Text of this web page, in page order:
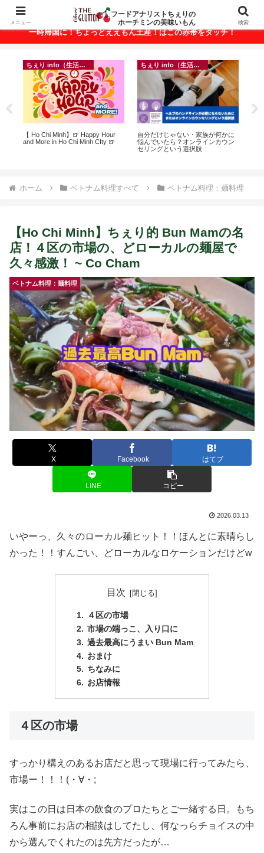
ベトナム・ホーチミンの美味いもんが満載！
一時帰国に！ちょっとええもん土産！はこの赤帯をタッチ！
ちぇり info（生活情報）
【 Ho Chi Minh】🍺 Happy Hour
and More in Ho Chi Minh CIty 🍺
ちぇり info（生活情報）
自分だけじゃない・家族が何かに
悩んでいたら？オンラインカウン
セリングという選択肢
ホーム ベトナム料理すべて ベトナム料理：麺料理
【Ho Chi Minh】ちぇり的 Bun Mamの名
店！４区の市場の、どローカルの麺屋で
久々感激！ ~ Co Cham
ベトナム料理：麺料理
X Facebook はてブ
LINE コピー
2026.03.13
いやーっ、久々のローカル麺ヒット！！ほんとに素晴らし
かった！！すんごい、どローカルなロケーションだけどw
目次
４区の市場
市場の端っこ、入り口に
過去最高にうまい Bun Mam
おまけ
ちなみに
お店情報
４区の市場
すっかり構えのあるお店だと思って現場に行ってみたら、
市場ー！！！(・∀・;
実はこの日は日本の飲食のプロたちとご一緒する日。もち
ろん事前にお店の相談はしてたし、何なっらチョイスの中
から選んでくれたのは先方だったが…
メニュー
フードアナリストちぇりの
ホーチミンの美味いもん
検索